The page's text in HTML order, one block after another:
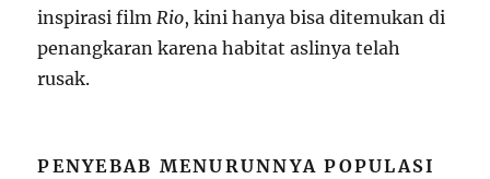
inspirasi filmRio, kini hanya bisa ditemukan di
penangkaran karena habitat aslinya telah
rusak.
PENYEBAB MENURUNNYA POPULASI